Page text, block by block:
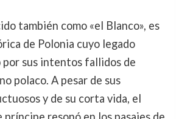
también como «el Blanco», es
de Polonia cuyo legado
por sus intentos fallidos de
polaco. A pesar de sus
y de su corta vida, el